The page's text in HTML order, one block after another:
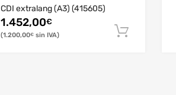
CDI extralang (A3) (415605)
1.452,00€
1.200,00€